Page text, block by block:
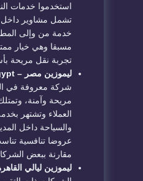
استخدموا خدمات
تشمل مشاوير داخل
خدمة من وإلى
مسبقا وهي خيار
تجربة نقل مريحة
ليموزين مصر – Limousine Egypt:
شركة معروفة في
مريحة وآمنة،
العملاء وتشتهر
والسياحة داخل
عروضا تنافسية
مقارنة ببعض
ليموزين ليالي